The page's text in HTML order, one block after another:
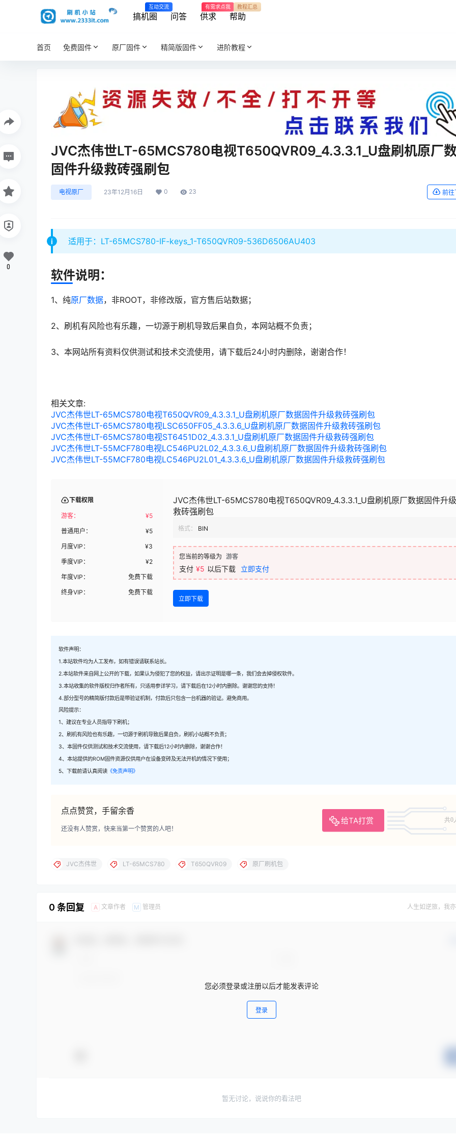
搞机圈
互动交流
问答 供求
有需求点我
帮助
教程汇总
首页 免费固件 原厂固件 精简版固件 进阶教程
JVC杰伟世LT-65MCS780电视T650QVR09_4.3.3.1_U盘刷机原厂
固件升级救砖强刷包
电视原厂 23年12月16日 0 23 前往
适用于：LT-65MCS780-IF-keys_1-T650QVR09-536D6506AU403
软件说明：
1、纯原厂数据，非ROOT，非修改版，官方售后站数据；
2、刷机有风险也有乐趣，一切源于刷机导致后果自负，本网站概不负责；
3、本网站所有资料仅供测试和技术交流使用，请下载后24小时内删除，谢谢合作！
相关文章:
JVC杰伟世LT-65MCS780电视T650QVR09_4.3.3.1_U盘刷机原厂数据固件升级救砖强刷包
JVC杰伟世LT-65MCS780电视LSC650FF05_4.3.3.6_U盘刷机原厂数据固件升级救砖强刷包
JVC杰伟世LT-65MCS780电视ST6451D02_4.3.3.1_U盘刷机原厂数据固件升级救砖强刷包
JVC杰伟世LT-55MCF780电视LC546PU2L02_4.3.3.6_U盘刷机原厂数据固件升级救砖强刷包
JVC杰伟世LT-55MCF780电视LC546PU2L01_4.3.3.6_U盘刷机原厂数据固件升级救砖强刷包
下载权限
游客： ¥5
普通用户：
¥5
月度VIP：
¥3
季度VIP：
¥2
年度VIP：
免费下载
终身VIP：
免费下载
JVC杰伟世LT-65MCS780电视T650QVR09_4.3.3.1_U盘刷机原厂数据固件升级
救砖强刷包
格式： BIN
您当前的等级为 游客
支付 ¥5 以后下载 立即支付
立即下载
软件声明：
1.本站软件均为人工发布，如有错误请联系站长。
2.本站软件来自网上公开的下载，如果认为侵犯了您的权益，请出示证明是哪一条，我们会去掉侵权软件。
3.本站收集的软件版权归作者所有，只适用参详学习，请下载后在12小时内删除。谢谢您的支持！
4.部分型号的精简版付款后是带验证机制，付款后只包含一台机器的验证。避免商用。
风险提示：
1、建议在专业人员指导下刷机；
2、刷机有风险也有乐趣，一切源于刷机导致后果自负，刷机小站概不负责；
3、本固件仅供测试和技术交流使用，请下载后12小时内删除，谢谢合作！
4、本站提供的ROM固件资源仅供用户在设备变砖及无法开机的情况下使用；
5、下载前请认真阅读 《免责声明》
点点赞赏，手留余香
给TA打赏 共0
还没有人赞赏，快来当第一个赞赏的人吧！
0
JVC杰伟世 LT-65MCS780 T650QVR09 原厂刷机包
0 条回复 A 文章作者 M 管理员 人生如逆旅，我
您必须登录或注册以后才能发表评论
登录
暂无讨论，说说你的看法吧